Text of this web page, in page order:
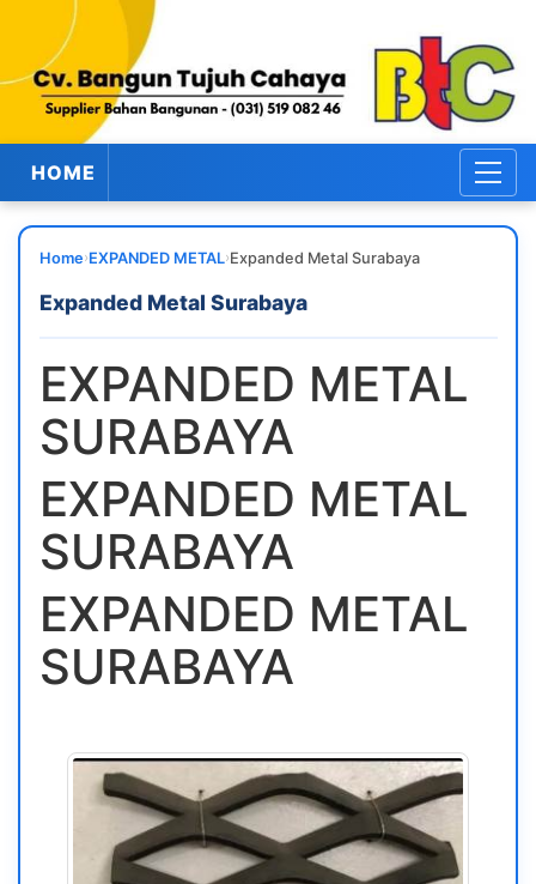
HOME
Home›EXPANDED METAL›Expanded Metal Surabaya
Expanded Metal Surabaya
EXPANDED METAL
SURABAYA
EXPANDED METAL
SURABAYA
EXPANDED METAL
SURABAYA